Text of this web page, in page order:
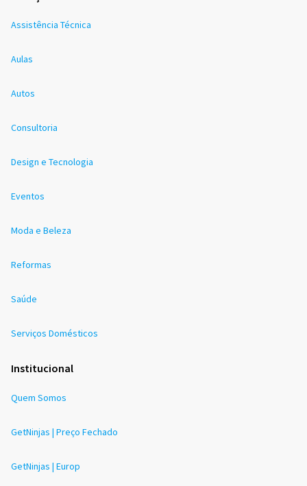
Assistência Técnica
Aulas
Autos
Consultoria
Design e Tecnologia
Eventos
Moda e Beleza
Reformas
Saúde
Serviços Domésticos
Institucional
Quem Somos
GetNinjas | Preço Fechado
GetNinjas | Europ